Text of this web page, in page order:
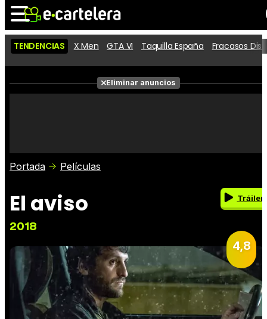
Noticias Cartelera
Películas
Críticas
TENDENCIAS X Men GTA VI Taquilla España Fracasos
Eliminar anuncios
Portada Películas
El aviso
2018
Tráiler
4,8